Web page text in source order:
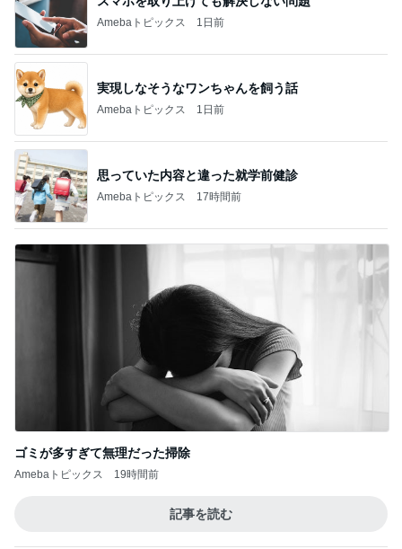
Amebaトピックス 1日前
実現しなそうなワンちゃんを飼う話
Amebaトピックス 1日前
思っていた内容と違った就学前健診
Amebaトピックス 17時間前
ゴミが多すぎて無理だった掃除
Amebaトピックス 19時間前
記事を読む